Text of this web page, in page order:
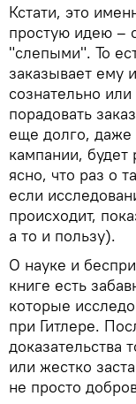
Кстати, это
простую идею –
"слепыми". То
заказывает ему
сознательно или
порадовать
еще долго, даже
кампании, будет
ясно, что раз о
если
происходит,
а то и пользу).
О науке и
книге есть
которые
при Гитлере.
доказательства
или жестко
не просто